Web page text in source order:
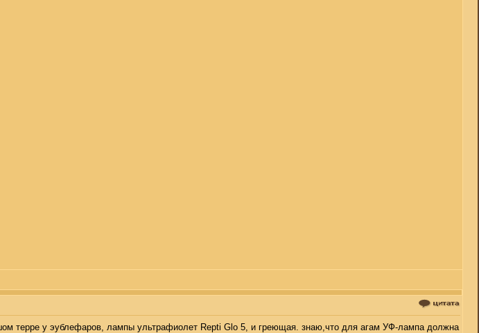
терре у эублефаров, лампы ультрафиолет Repti Glo 5, и греющая. знаю,что для агам УФ-лампа должна